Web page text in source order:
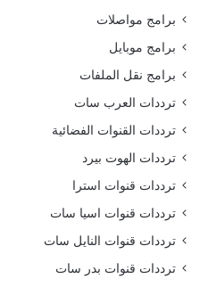
برامج مواصلات
برامج موبايل
برامج نقل الملفات
ترددات العرب سات
ترددات القنوات الفضائية
ترددات الهوت بيرد
ترددات قنوات استرا
ترددات قنوات اسيا سات
ترددات قنوات النايل سات
ترددات قنوات بدر سات